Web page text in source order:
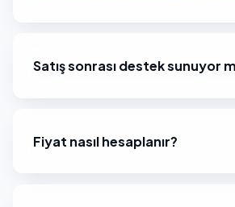
Satış sonrası destek sunuyor
Fiyat nasıl hesaplanır?